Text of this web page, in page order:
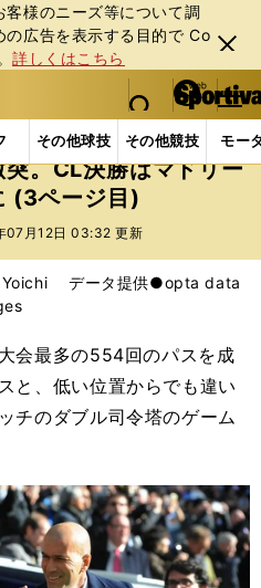
様のニーズ等について調
広告を表⽰する⽬的で Co
詳しくはこちら
閉じ
る
web Sportiva (webスポルティーバ)
検索
マイペ
ー
ジ
メニュ
その他球技 その他競技 モー
海外サッカー 欧州サッカーニ
。CL決勝はマドリー
(3ページ目)
07月12日 03:32 更新
データ提供●opta data
会最多の554回のパスを成
と、低い位置からでも違い
チのダブル司令塔のゲーム